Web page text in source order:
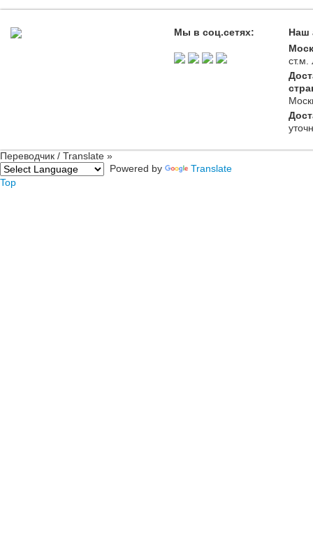
Мы в соц.сетях:
Наш
ст.м.
Переводчик / Translate »
Powered by
Translate
Top